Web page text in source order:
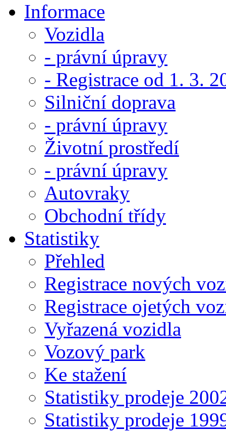
Informace
Vozidla
- právní úpravy
- Registrace od 1. 3.
Silniční doprava
- právní úpravy
Životní prostředí
- právní úpravy
Autovraky
Obchodní třídy
Statistiky
Přehled
Registrace nových
Registrace ojetých
Vyřazená vozidla
Vozový park
Ke stažení
Statistiky prodeje
Statistiky prodeje